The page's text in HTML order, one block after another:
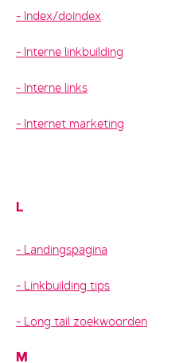
Index/doindex
Interne linkbuilding
Interne links
Internet marketing
L
Landingspagina
Linkbuilding tips
Long tail zoekwoorden
M